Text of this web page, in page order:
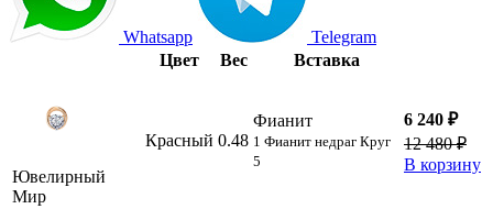
Whatsapp
Telegram
Цвет
Вес Вставка
Ювелирный
Мир
Красный 0.48
Фианит
1 Фианит недраг Круг
5
6 240 ₽
12 480 ₽
В корзину